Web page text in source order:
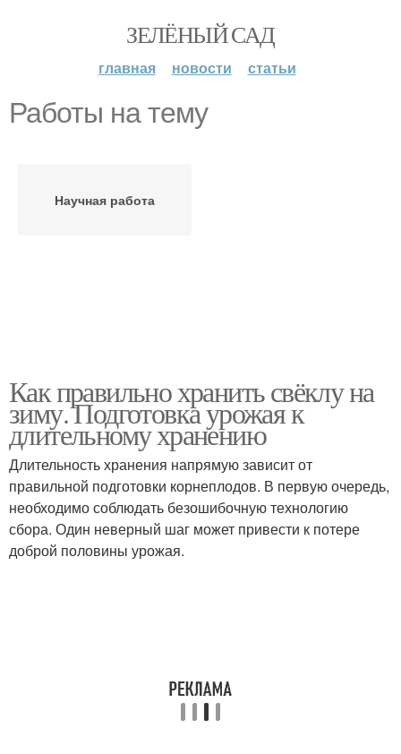
ЗЕЛЁНЫЙ САД
главная новости статьи
Работы на тему
Научная работа
Как правильно хранить свёклу на
зиму. Подготовка урожая к
длительному хранению
Длительность хранения напрямую зависит от
правильной подготовки корнеплодов. В первую очередь,
необходимо соблюдать безошибочную технологию
сбора. Один неверный шаг может привести к потере
доброй половины урожая.